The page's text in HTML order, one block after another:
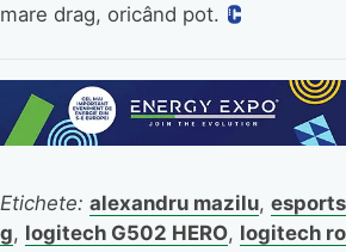
mare drag, oricând pot.
Etichete: alexandru mazilu, esports
g, logitech G502 HERO, logitech